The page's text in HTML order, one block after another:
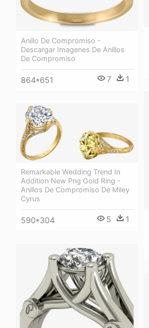
Anillo De Compromiso -
Descargar Imagenes De Anillos
De Compromiso
864*651 7 1
Remarkable Wedding Trend In
Addition New Png Gold Ring -
Anillos De Compromiso De Miley
Cyrus
590*304 5 1